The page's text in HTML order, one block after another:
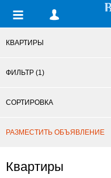
КВАРТИРЫ
ФИЛЬТР (1)
СОРТИРОВКА
РАЗМЕСТИТЬ ОБЪЯВЛЕНИЕ
Квартиры